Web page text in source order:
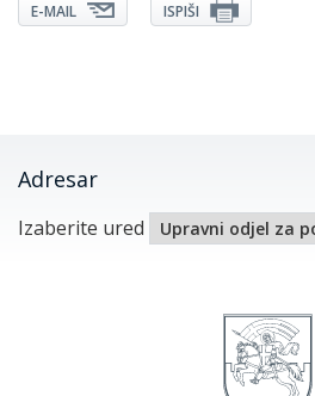
E-MAIL ISPIŠI
Adresar
Izaberite ured